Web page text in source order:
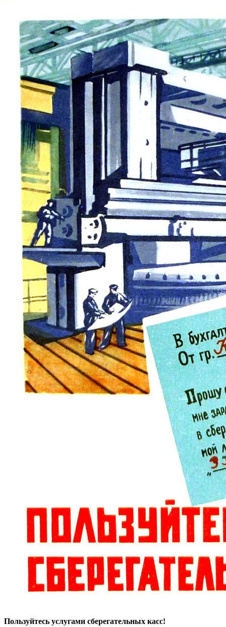
Пользуйтесь услугами сберегательных касс!